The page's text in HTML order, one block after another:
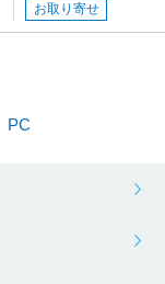
お取り寄せ
PC